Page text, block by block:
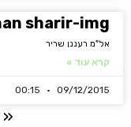
sharir-img
אל"מ רעננן שריר
קרא עוד »
09/12/2015
«